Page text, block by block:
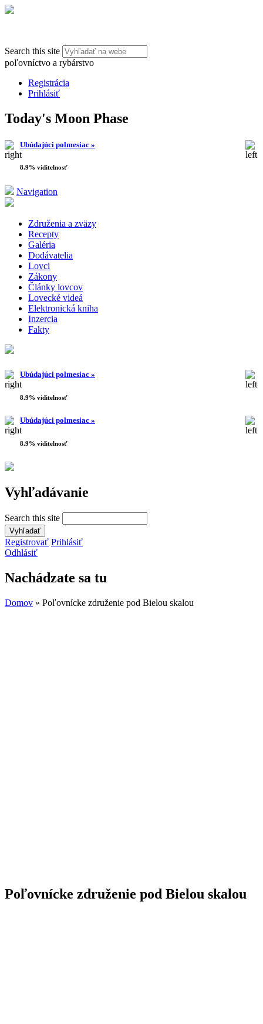
Search this site
poľovníctvo a rybárstvo
Registrácia
Prihlásiť
Today's Moon Phase
Ubúdajúci polmesiac »
8.9% viditelnosť
Navigation
Združenia a zväzy
Recepty
Galéria
Dodávatelia
Lovci
Zákony
Články lovcov
Lovecké videá
Elektronická kniha
Inzercia
Fakty
Ubúdajúci polmesiac »
8.9% viditelnosť
Ubúdajúci polmesiac »
8.9% viditelnosť
Vyhľadávanie
Search this site
Registrovať Prihlásiť
Odhlásiť
Nachádzate sa tu
Domov » Poľovnícke združenie pod Bielou skalou
Poľovnícke združenie pod Bielou skalou